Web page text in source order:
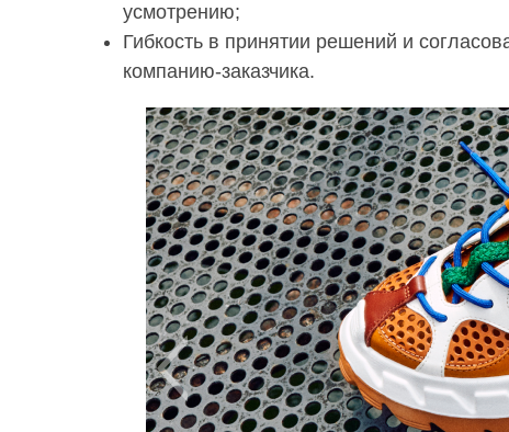
усмотрению;
Гибкость в принятии решений и
компанию-заказчика.